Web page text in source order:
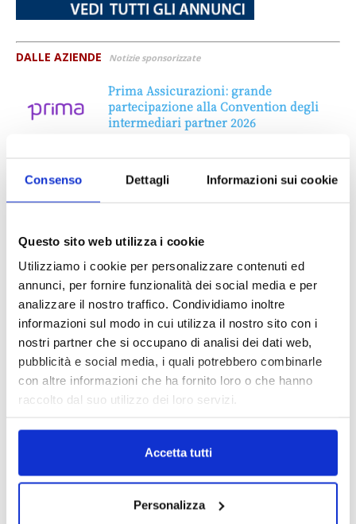
Consenso Dettagli Informazioni sui cookie
Questo sito web utilizza i cookie
Utilizziamo i cookie per personalizzare contenuti ed
annunci, per fornire funzionalità dei social media e per
analizzare il nostro traffico. Condividiamo inoltre
informazioni sul modo in cui utilizza il nostro sito con i
nostri partner che si occupano di analisi dei dati web,
pubblicità e social media, i quali potrebbero combinarle
con altre informazioni che ha fornito loro o che hanno
raccolto dal suo utilizzo dei loro servizi.
Accetta tutti
Personalizza
DALLE AZIENDE Notizie sponsorizzate
Prima Assicurazioni: grande
partecipazione alla Convention degli
intermediari partner 2026
MAGNIFICA HUMANITAS (l’impatto
dell’IA sul futuro e oltre)
IL MENSILE ASSINEWS LUGLIO-
AGOSTO 2026
Reclami e sanzioni 2025